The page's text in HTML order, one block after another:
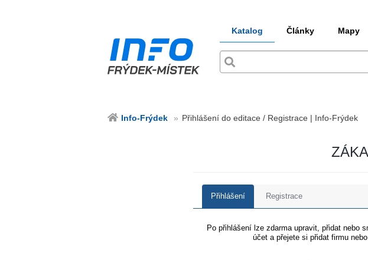
Katalog Články Mapy
Info-Frýdek Přihlášení do editace / Registrace | Info-Frýdek
Přihlášení Registrace
Po přihlášení lze zdarma upravit, přidat nebo
účet a přejete si přidat firmu